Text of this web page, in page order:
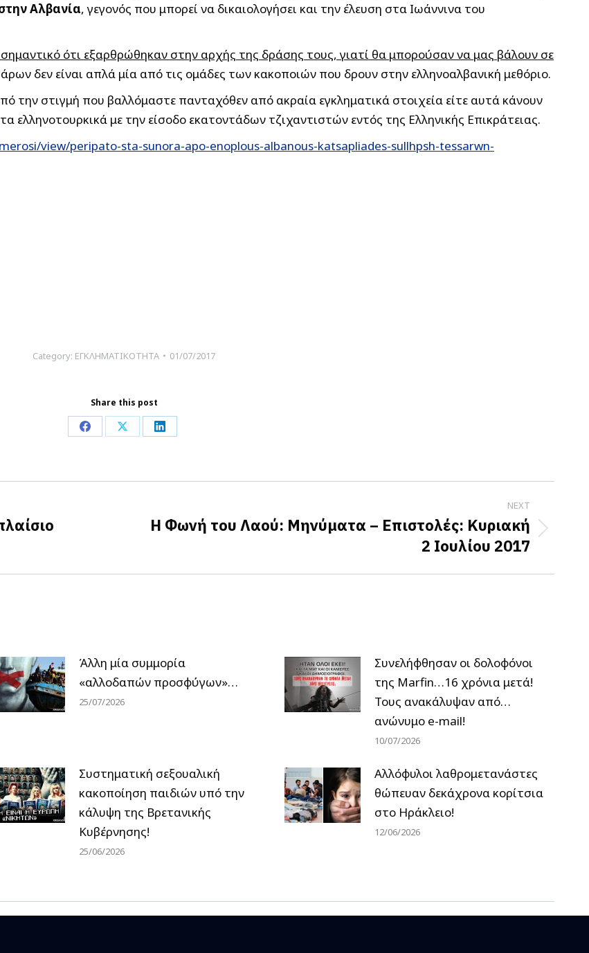
Αλβανία, γεγονός που μπορεί να δικαιολογήσει και την έλευση στα Ιωάννινα του
σημαντικό ότι εξαρθρώθηκαν στην αρχής της δράσης τους, γιατί θα μπορούσαν να μας βάλουν σε
δεν είναι απλά μία από τις ομάδες των κακοποιών που δρουν στην ελληνοαλβανική μεθόριο.
την στιγμή που βαλλόμαστε πανταχόθεν από ακραία εγκληματικά στοιχεία είτε αυτά κάνουν
ελληνοτουρκικά με την είσοδο εκατοντάδων τζιχαντιστών εντός της Ελληνικής Επικράτειας.
view/peripato-sta-sunora-apo-enoplous-albanous-katsapliades-sullhpsh-tessarwn-
Category: ΕΓΚΛΗΜΑΤΙΚΟΤΗΤΑ 01/07/2017
Share this post
Share
Facebook
Share
X
Share
LinkedIn
NEXT
Next
Η Φωνή του Λαού: Μηνύματα – Επιστολές: Κυριακή
2 Ιουλίου 2017
Άλλη μία συμμορία
«αλλοδαπών προσφύγων»…
25/07/2026
Συνελήφθησαν οι δολοφόνοι
της Marfin…16 χρόνια μετά!
Τους ανακάλυψαν από…
ανώνυμο e-mail!
10/07/2026
Συστηματική σεξουαλική
κακοποίηση παιδιών υπό την
κάλυψη της Βρετανικής
Κυβέρνησης!
25/06/2026
Αλλόφυλοι λαθρομετανάστες
θώπευαν δεκάχρονα κορίτσια
στο Ηράκλειο!
12/06/2026